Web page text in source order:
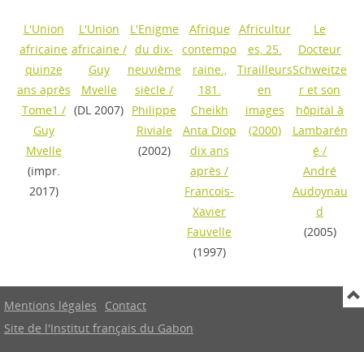
L'Union
africaine
quinze
ans après
Tome1 /
Guy
Mvelle
(impr.
2017)
L'Union
africaine/
Guy
Mvelle
(DL 2007)
L'Enigme
du dix-
neuvième
siècle /
Philippe
Riviale
(2002)
Afrique
contempo
raine.,
181.
Cheikh
Anta Diop
dix ans
après /
Francois-
Xavier
Fauvelle
(1997)
Africultur
es, 25.
Tirailleurs
en
images
(2000)
Le
Docteur
Schweitze
r et son
hôpital à
Lambarén
é /
André
Audoynau
d
(2005)
Mentions légales
Contact
Site de l'Institut français du Gabon